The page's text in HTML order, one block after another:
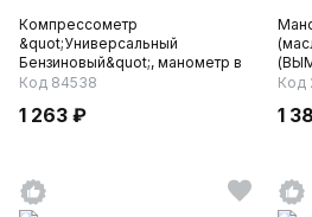
Компрессометр
&quot;Универсальный
Бензиновый&quot;, манометр в
резиновом чехл...
Код 84538
1 263 ₽
Код
1